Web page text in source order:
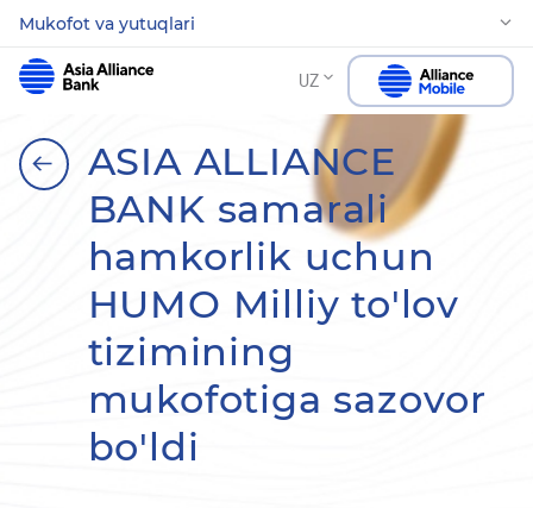
Mukofot va yutuqlari
UZ
ASIA ALLIANCE
BANK samarali
hamkorlik uchun
HUMO Milliy to'lov
tizimining
mukofotiga sazovor
bo'ldi